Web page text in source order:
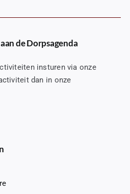
de Dorpsagenda
insturen via onze
dan in onze